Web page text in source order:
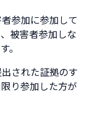
参加に参加して
被害者参加しな
。
された証拠のす
り参加した方が